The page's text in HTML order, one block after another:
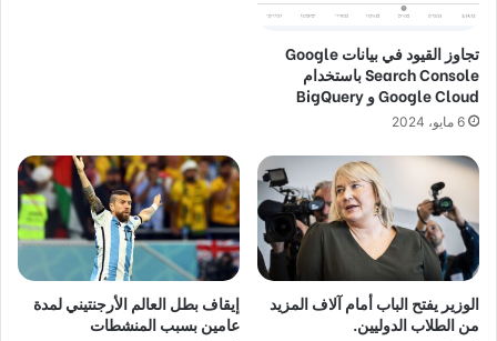
تجاوز القيود في بيانات Google
Search Console باستخدام
Google Cloud و BigQuery
6 مايو، 2024
الوزير يفتح الباب أمام آلاف المزيد
من الطلاب الدوليين.
إيقاف بطل العالم الأرجنتيني لمدة
عامين بسبب المنشطات